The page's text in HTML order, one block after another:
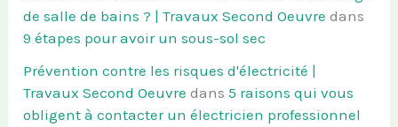
de salle de bains ? | Travaux Second Oeuvre dans
9 étapes pour avoir un sous-sol sec
Prévention contre les risques d'électricité |
Travaux Second Oeuvre dans5 raisons qui vous
obligent à contacter un électricien professionnel